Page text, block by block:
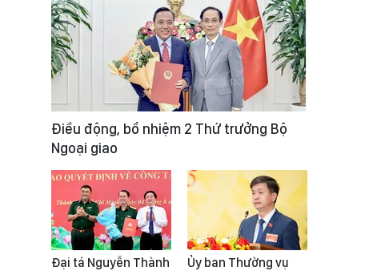
Điều động, bổ nhiệm 2 Thứ trưởng Bộ
Ngoại giao
Đại tá Nguyễn Thành
Ủy ban Thường vụ